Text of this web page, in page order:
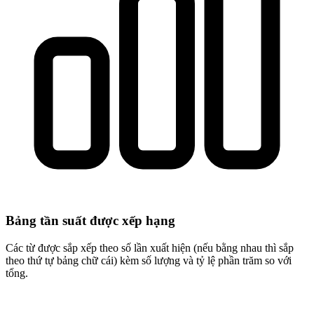
Bảng tần suất được xếp hạng
Các từ được sắp xếp theo số lần xuất hiện (nếu bằng nhau thì sắp
theo thứ tự bảng chữ cái) kèm số lượng và tỷ lệ phần trăm so với
tổng.